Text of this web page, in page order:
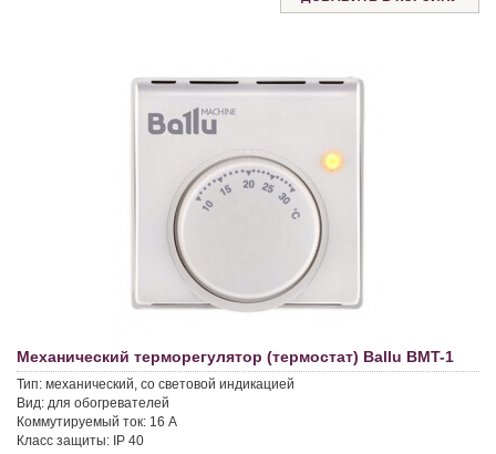
Механический терморегулятор (термостат) Ballu BMT-1
Тип: механический, со световой индикацией
Вид: для обогревателей
Коммутируемый ток: 16 A
Класс защиты: IP 40